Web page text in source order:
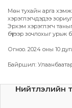
Мөн тухайн арга
хэрэглэгчдэдээ
Эрхэм хэрэглэгч
бүүтээр зочлохыг урьж
Огноо. 2024 оны 10
Байршил:
Нийтлэлийн